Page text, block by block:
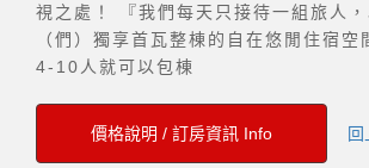
視之處！ 『我們每天只接待一組旅人
（們）獨享首瓦整棟的自在悠閒住宿空
4-10人就可以包棟
價格說明 / 訂房資訊 Info 回